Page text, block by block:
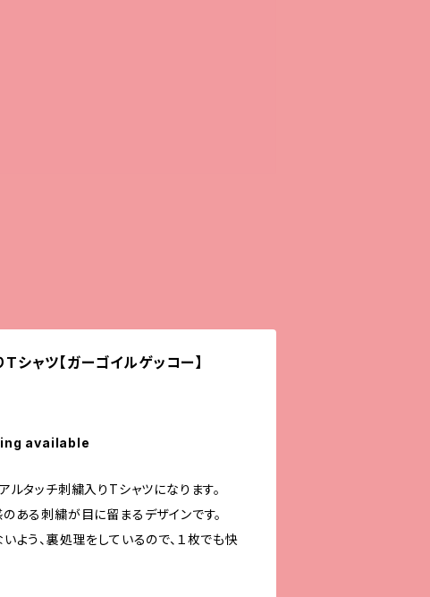
シャツ【ガーゴイルゲッコー】
available
ルタッチ刺繍入りTシャツになります。
ある刺繍が目に留まるデザインです。
よう、裏処理をしているので、１枚でも快